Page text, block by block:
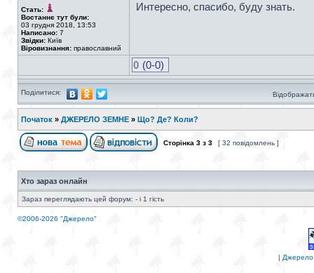
Стать:
Востаннє тут були:
03 грудня 2018, 13:53
Написано: 7
Звідки: Київ
Віровизнання: православний
Интересно, спасибо, буду знать.
0 (0-0)
Поділитися:
Початок » ДЖЕРЕЛО ЗЕМНЕ » Що? Де? Коли?
Сторінка 3 з 3 [ 32 повідомлень ]
Хто зараз онлайн
Зараз переглядають цей форум: - і 1 гість
©2006-2026 "Джерело"
| Джерело